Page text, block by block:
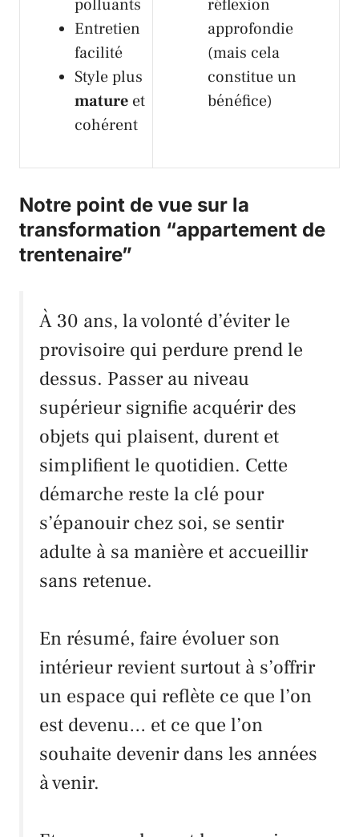
polluants
Entretien
facilité
Style plus
mature et
cohérent
réflexion
approfondie
(mais cela
constitue un
bénéfice)
Notre point de vue sur la
transformation “appartement de
trentenaire”
À 30 ans, la volonté d’éviter le
provisoire qui perdure prend le
dessus. Passer au niveau
supérieur signifie acquérir des
objets qui plaisent, durent et
simplifient le quotidien. Cette
démarche reste la clé pour
s’épanouir chez soi, se sentir
adulte à sa manière et accueillir
sans retenue.
En résumé, faire évoluer son
intérieur revient surtout à s’offrir
un espace qui reflète ce que l’on
est devenu… et ce que l’on
souhaite devenir dans les années
à venir.